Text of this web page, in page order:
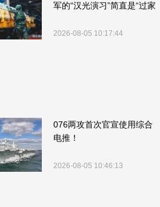
军的“汉光演习”简直是“过家
2026-08-05 10:17:44
076两攻首次官宣使用综合
电推！
2026-08-05 10:46:13